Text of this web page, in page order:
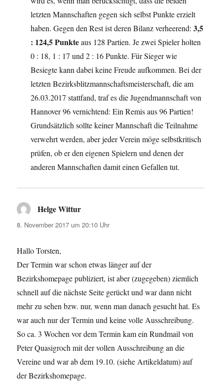
letzten Mannschaften gegen sich selbst Punkte erzielt
haben. Gegen den Rest ist deren Bilanz verheerend:3,5
: 124,5 Punkteaus 128 Partien. Je zwei Spieler holten
0 : 18, 1 : 17 und 2 : 16 Punkte. Für Sieger wie
Besiegte kann dabei keine Freude aufkommen. Bei der
letzten Bezirksblitzmannschaftsmeisterschaft, die am
26.03.2017 stattfand, traf es die Jugendmannschaft von
Hannover 96 vernichtend: Ein Remis aus 96 Partien!
Grundsätzlich sollte keiner Mannschaft die Teilnahme
verwehrt werden, aber jeder Verein möge selbstkritisch
prüfen, ob er den eigenen Spielern und denen der
anderen Mannschaften damit einen Gefallen tut.
Helge Wittur
8. November 2017 um 20:10 Uhr
Hallo Torsten,
Der Termin war schon etwas länger auf der
Bezirkshomepage publiziert, ist aber (zugegeben) ziemlich
schnell auf die nächste Seite gerückt und war dann nicht
mehr zu sehen bzw. nur, wenn man danach gesucht hat. Es
war auch nur der Termin und keine volle Ausschreibung.
So ca. 3 Wochen vor dem Termin kam ein Rundmail von
Peter Quasigroch mit der vollen Ausschreibung an die
Vereine und war ab dem 19.10. (siehe Artikeldatum) auf
der Bezirkshomepage.